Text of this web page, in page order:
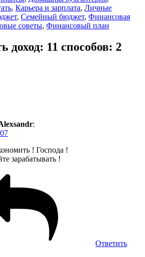
, Карьера и зарплата, Личные
, Семейный бюджет, Финансовая
советы, Финансовый план
доход: 11 способов: 2
:
! Господа !
зарабатывать !
Ответить